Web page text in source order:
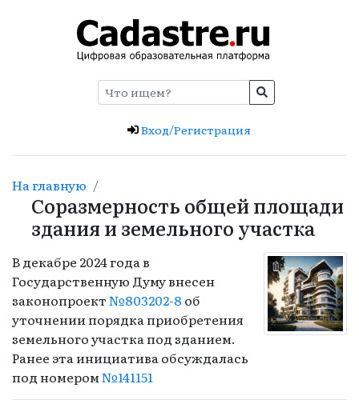
Вход/Регистрация
На главную
Соразмерность общей площади
здания и земельного участка
В декабре 2024 года в
Государственную Думу внесен
законопроект№803202-8 об
уточнении порядка приобретения
земельного участка под зданием.
Ранее эта инициатива обсуждалась
под номером№141151